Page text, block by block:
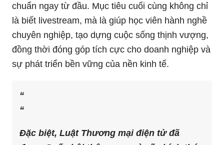
chuẩn ngay từ đầu. Mục tiêu cuối cùng không chỉ
là biết livestream, mà là giúp học viên hành nghề
chuyên nghiệp, tạo dựng cuộc sống thịnh vượng,
đồng thời đóng góp tích cực cho doanh nghiệp và
sự phát triển bền vững của nền kinh tế.
“
Đặc biệt, Luật Thương mại điện tử đã